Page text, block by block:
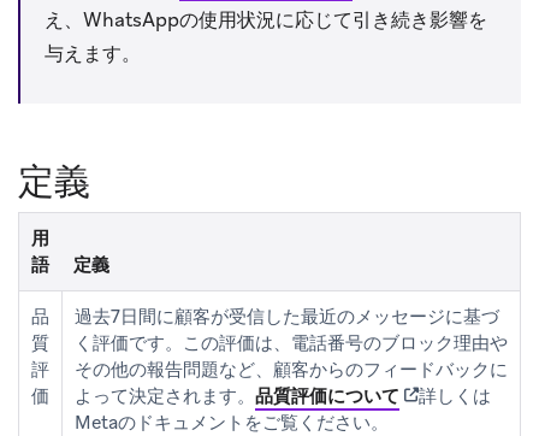
え、WhatsAppの使用状況に応じて引き続き影響を
与えます。
定義
用
語
定義
品
質
評
価
過去7日間に顧客が受信した最近のメッセージに基づ
く評価です。この評価は、電話番号のブロック理由や
その他の報告問題など、顧客からのフィードバックに
よって決定されます。 品質評価について (opens in new
詳しくは
Metaのドキュメントをご覧ください。